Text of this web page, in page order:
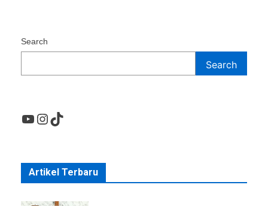
Search
Search
YouTube
Instagram
TikTok
Artikel Terbaru